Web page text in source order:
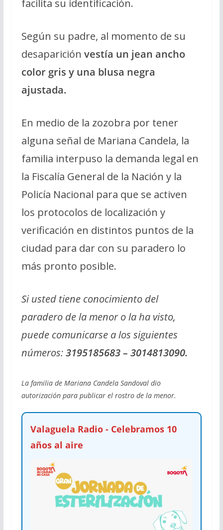
facilita su identificación.
Según su padre, al momento de su
desaparición vestía un jean ancho
color gris y una blusa negra
ajustada.
En medio de la zozobra por tener
alguna señal de Mariana Candela, la
familia interpuso la demanda legal en
la Fiscalía General de la Nación y la
Policía Nacional para que se activen
los protocolos de localización y
verificación en distintos puntos de la
ciudad para dar con su paradero lo
más pronto posible.
Si usted tiene conocimiento del
paradero de la menor o la ha visto,
puede comunicarse a los siguientes
números:3195185683 – 3014813090.
La familia de Mariana Candela Sandoval dio
autorización para publicar el rostro de la menor.
Valaguela Radio - Celebramos 10
años al aire